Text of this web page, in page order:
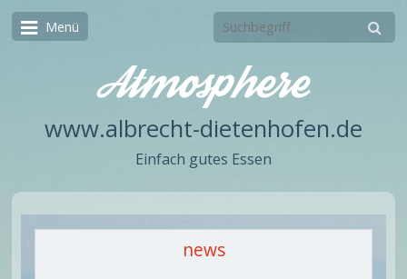
Menü
www.albrecht-dietenhofen.de
Einfach gutes Essen
news